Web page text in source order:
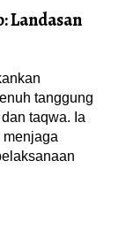
Landasan
tanggung
taqwa. Ia